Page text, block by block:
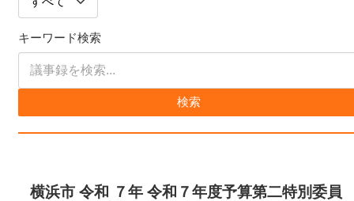
キーワード検索
検索
横浜市 令和 ７年 令和７年度予算第二特別委員